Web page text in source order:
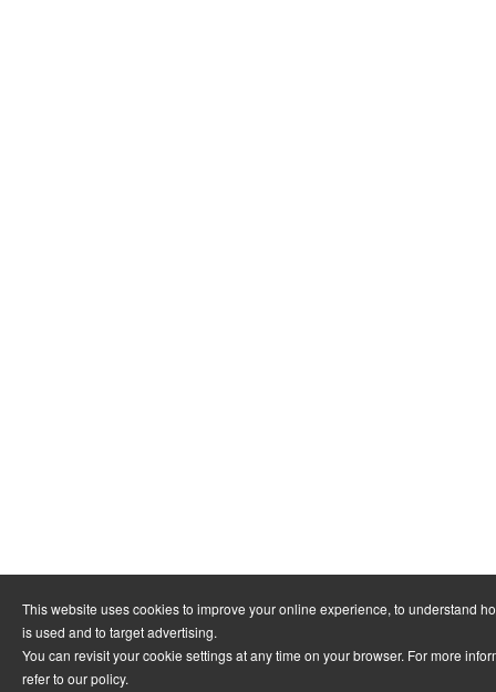
This website uses cookies to improve your online experience, to understand
is used and to target advertising.
You can revisit your cookie settings at any time on your browser. For more
refer to our policy.